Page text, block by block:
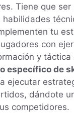
Tiene que ser
habilidades
tu
con
y táctica
específico de
ejecutar
dándote
competidores.